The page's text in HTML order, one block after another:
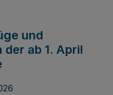
und
ab 1. April